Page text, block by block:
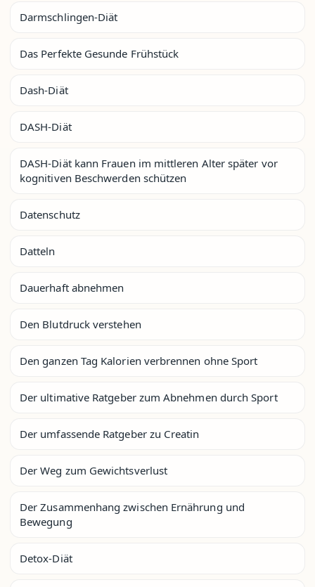
Darmschlingen-Diät
Das Perfekte Gesunde Frühstück
Dash-Diät
DASH-Diät
DASH-Diät kann Frauen im mittleren Alter später vor
kognitiven Beschwerden schützen
Datenschutz
Datteln
Dauerhaft abnehmen
Den Blutdruck verstehen
Den ganzen Tag Kalorien verbrennen ohne Sport
Der ultimative Ratgeber zum Abnehmen durch Sport
Der umfassende Ratgeber zu Creatin
Der Weg zum Gewichtsverlust
Der Zusammenhang zwischen Ernährung und
Bewegung
Detox-Diät